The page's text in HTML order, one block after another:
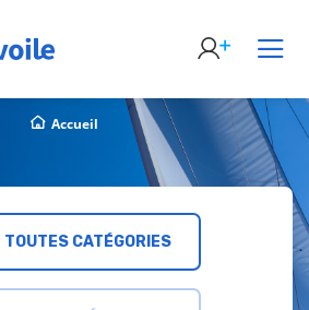
Accueil
TOUTES CATÉGORIES